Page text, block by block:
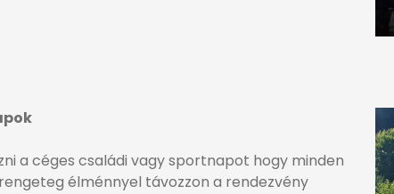
a céges családi vagy sportnapot hogy minden
élménnyel távozzon a rendezvény